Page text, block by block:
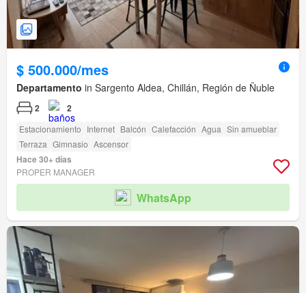
$ 500.000/mes
Departamento in Sargento Aldea, Chillán, Región de Ñuble
2 2
Estacionamiento Internet Balcón Calefacción Agua Sin amueblar
Terraza Gimnasio Ascensor
Hace 30+ días
PROPER MANAGER
WhatsApp